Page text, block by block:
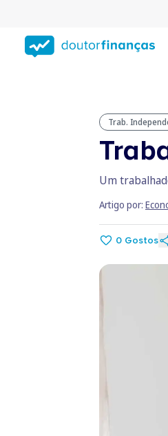
conteúdo
principal
Trab.
Um
Artigo por:
0 Gostos